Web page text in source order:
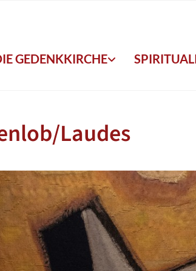
GEDENKKIRCHE
Laudes